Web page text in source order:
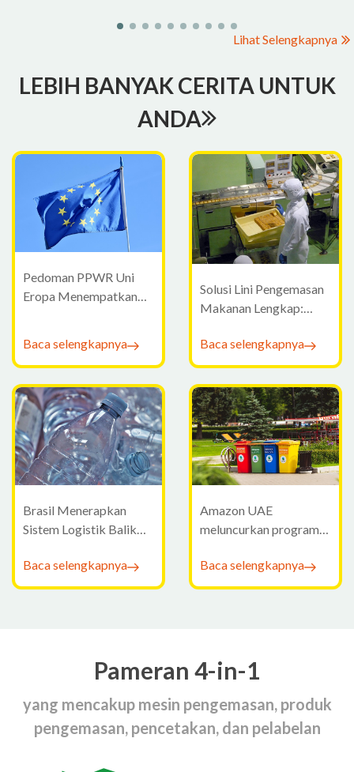
Lihat Selengkapnya
LEBIH BANYAK CERITA UNTUK
ANDA
Pedoman PPWR Uni
Eropa Menempatkan
Baca selengkapnya
Solusi Lini Pengemasan
Makanan Lengkap:
Makanan Beralih dari
Mesin Mandiri
Baca selengkapnya
Brasil Menerapkan
Sistem Logistik Balik
Baca selengkapnya
Amazon UAE
meluncurkan program
dengan lebih dari 150
titik pengumpulan di
Baca selengkapnya
Pameran 4-in-1
yang mencakup mesin pengemasan, produk
pengemasan, pencetakan, dan pelabelan